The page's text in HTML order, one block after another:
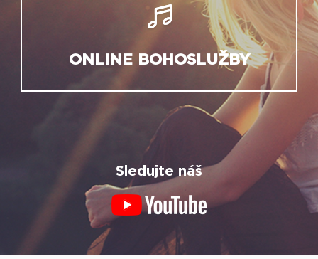
ONLINE BOHOSLUŽBY
Sledujte náš